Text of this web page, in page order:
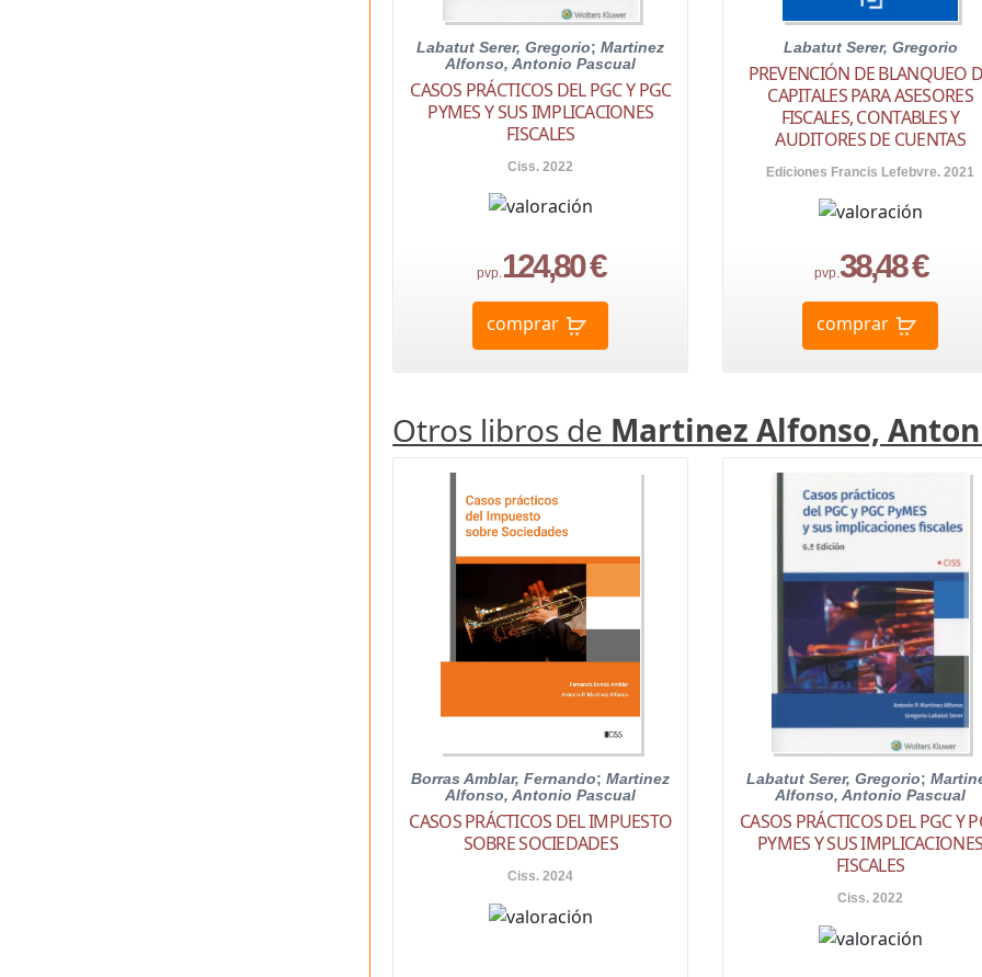
Labatut Serer, Gregorio;Martinez
Alfonso, Antonio Pascual
CASOS PRÁCTICOS DEL PGC Y PGC
PYMES Y SUS IMPLICACIONES
FISCALES
Ciss. 2022
pvp.124,80 €
comprar
Labatut Serer, Gregorio
PREVENCIÓN DE BLANQUEO
CAPITALES PARA ASESORES
FISCALES, CONTABLES Y
AUDITORES DE CUENTAS
Ediciones Francis Lefebvre. 2021
pvp.38,48 €
comprar
Otros libros de Martinez Alfonso,
Borras Amblar, Fernando;Martinez
Alfonso, Antonio Pascual
CASOS PRÁCTICOS DEL IMPUESTO
SOBRE SOCIEDADES
Ciss. 2024
Labatut Serer, Gregorio;
Alfonso, Antonio Pascual
CASOS PRÁCTICOS DEL PGC Y
PYMES Y SUS
FISCALES
Ciss. 2022